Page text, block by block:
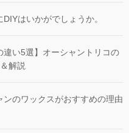
はいかがでしょうか。
違い5選】オーシャントリコの
解説
ンのワックスがおすすめの理由